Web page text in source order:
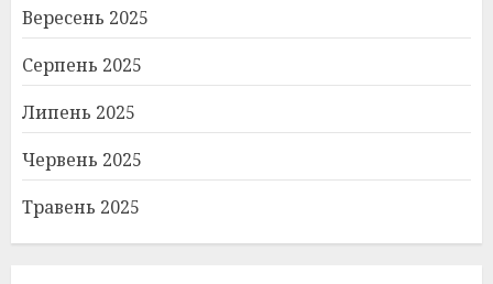
Вересень 2025
Серпень 2025
Липень 2025
Червень 2025
Травень 2025